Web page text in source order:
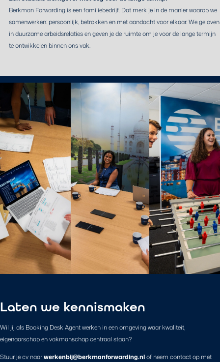
Berkman Forwarding is een familiebedrijf. Dat merk je in de manier waarop we
samenwerken: persoonlijk, betrokken en met aandacht voor elkaar. We geloven
in duurzame arbeidsrelaties en geven je de ruimte om je voor de lange termijn
te ontwikkelen binnen ons vak.
Laten we kennismaken
Wil jij als Booking Desk Agent werken in een omgeving waar kwaliteit,
eigenaarschap en vakmanschap centraal staan?
Stuur je cv naarwerkenbij@berkmanforwarding.nlof neem contact op met